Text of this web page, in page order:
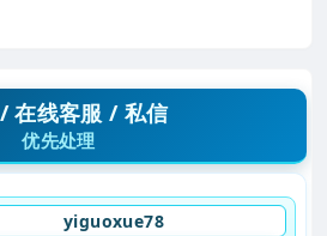
在线客服 / 私信
优先处理
yiguoxue78